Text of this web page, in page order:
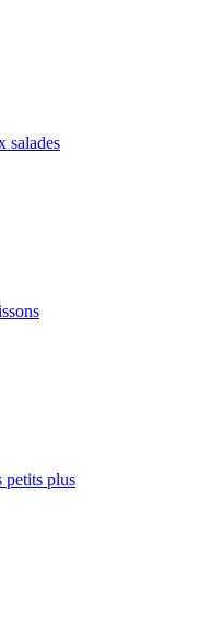
salades
petits plus